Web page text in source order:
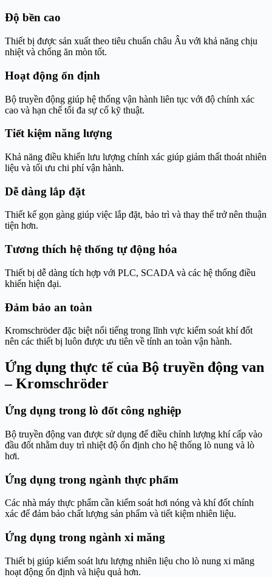
Độ bền cao
Thiết bị được sản xuất theo tiêu chuẩn châu Âu với khả năng chịu
nhiệt và chống ăn mòn tốt.
Hoạt động ổn định
Bộ truyền động giúp hệ thống vận hành liên tục với độ chính xác
cao và hạn chế tối đa sự cố kỹ thuật.
Tiết kiệm năng lượng
Khả năng điều khiển lưu lượng chính xác giúp giảm thất thoát nhiên
liệu và tối ưu chi phí vận hành.
Dễ dàng lắp đặt
Thiết kế gọn gàng giúp việc lắp đặt, bảo trì và thay thế trở nên thuận
tiện hơn.
Tương thích hệ thống tự động hóa
Thiết bị dễ dàng tích hợp với PLC, SCADA và các hệ thống điều
khiển hiện đại.
Đảm bảo an toàn
Kromschröder đặc biệt nổi tiếng trong lĩnh vực kiểm soát khí đốt
nên các thiết bị luôn được ưu tiên về tính an toàn vận hành.
Ứng dụng thực tế của Bộ truyền động van
– Kromschröder
Ứng dụng trong lò đốt công nghiệp
Bộ truyền động van được sử dụng để điều chỉnh lượng khí cấp vào
đầu đốt nhằm duy trì nhiệt độ ổn định cho hệ thống lò nung và lò
hơi.
Ứng dụng trong ngành thực phẩm
Các nhà máy thực phẩm cần kiểm soát hơi nóng và khí đốt chính
xác để đảm bảo chất lượng sản phẩm và tiết kiệm nhiên liệu.
Ứng dụng trong ngành xi măng
Thiết bị giúp kiểm soát lưu lượng nhiên liệu cho lò nung xi măng
hoạt động ổn định và hiệu quả hơn.